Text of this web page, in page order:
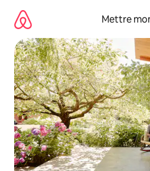
directement
contenu
Mettre